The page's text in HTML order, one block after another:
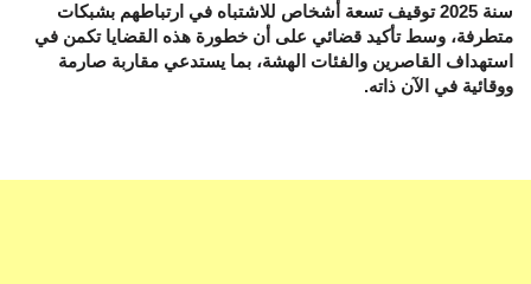
سنة 2025 توقيف تسعة أشخاص للاشتباه في ارتباطهم بشبكات
متطرفة، وسط تأكيد قضائي على أن خطورة هذه القضايا تكمن في
استهداف القاصرين والفئات الهشة، بما يستدعي مقاربة صارمة
ووقائية في الآن ذاته.